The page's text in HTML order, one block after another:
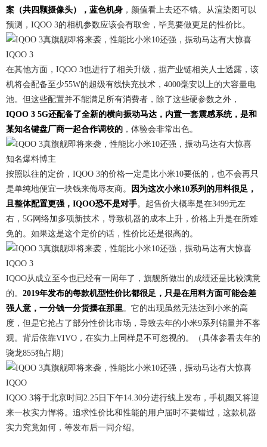
案（共四颗摄像头），蓝色机身 ，颜值看上去还不错。从渲染图可以
预测，IQOO 3的相机参数应该会有取舍，毕竟要做更足的性价比。
IQOO 3
在其他方面，IQOO 3也进行了相关升级，据产业链相关人士透露，该
机将会配备至少55W的超级有线快充技术，4000毫安以上的大容量电
池。但这些配置并不能满足所有消费者，除了这些硬参数之外，
IQOO 3 5G还配备了全新的横向振动马达，内置一套震感系统，是和
某知名键盘厂商一起合作调校的 ，体验会非常出色。
知名爆料博主
按照以往的定价，IQOO 3的价格一定是比小米10要低的，也不会再只
是单纯地便宜一块钱来侮辱友商。
因为这次小米10系列的用料很足，
且整体配置更强，IQOO恐不是对手。起售价大概率是在3499元左
右，5G网络加多项新技术，导致机器的成本上升，价格上升是在所难
免的。如果这是这个定价的话，性价比还是很高的。
IQOO 3
IQOO从成立至今也已经有一周年了，旗舰所做出的成绩还是比较满意
的。 2019年发布的每款机型性价比都很足，只是在用料方面可能会差
强人意，一分钱一分货摆在那里。它的出现虽然无法达到小米的高
度，但是它抢占了部分性价比市场，导致去年的小米9系列销量并不客
观。背后依靠VIVO，在实力上同样是不可忽视的。（具体参看去年的
骁龙855独占期）
IQOO
IQOO 3将于北京时间2.25日下午14.30分进行线上发布，手机圈又将迎
来一枚实力悍将。追求性价比和性能的用户届时不要错过，这款机器
实力究竟如何，等发布后一同介绍。